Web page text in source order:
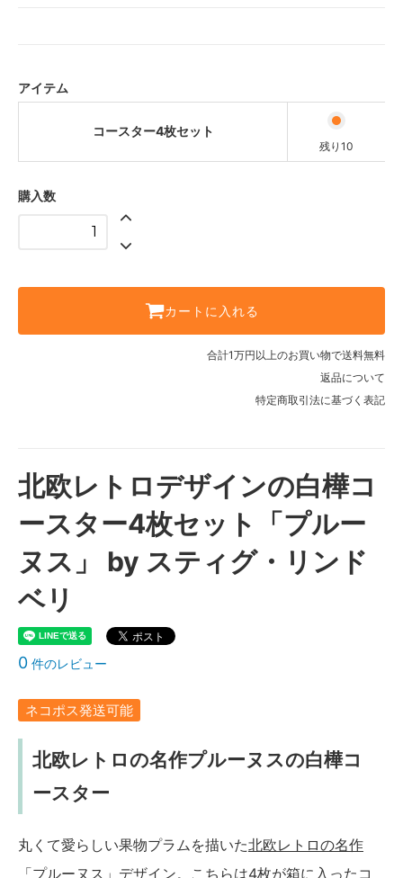
アイテム
コースター4枚セット
残り10
購入数
カートに入れる
合計1万円以上のお買い物で送料無料
返品について
特定商取引法に基づく表記
北欧レトロデザインの白樺コ
ースター4枚セット「プルー
ヌス」 by スティグ・リンド
ベリ
0 件のレビュー
ネコポス発送可能
北欧レトロの名作プルーヌスの白樺コ
ースター
丸くて愛らしい果物プラムを描いた北欧レトロの名作
「プルーヌス」デザイン。こちらは4枚が箱に入ったコ